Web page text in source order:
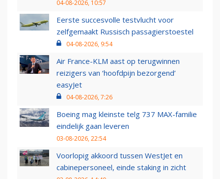
04-08-2026, 10:57
Eerste succesvolle testvlucht voor
zelfgemaakt Russisch passagierstoestel
04-08-2026, 9:54
Air France-KLM aast op terugwinnen
reizigers van ‘hoofdpijn bezorgend’
easyJet
04-08-2026, 7:26
Boeing mag kleinste telg 737 MAX-familie
eindelijk gaan leveren
03-08-2026, 22:54
Voorlopig akkoord tussen WestJet en
cabinepersoneel, einde staking in zicht